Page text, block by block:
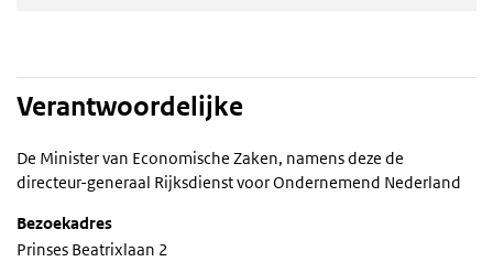
Verantwoordelijke
De Minister van Economische Zaken, namens deze de
directeur-generaal Rijksdienst voor Ondernemend Nederland
Bezoekadres
Prinses Beatrixlaan 2